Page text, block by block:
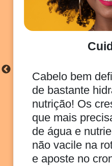
Cabelo bem
de bastante
nutrição! Os
que mais
de água e
não vacile na
e aposte no